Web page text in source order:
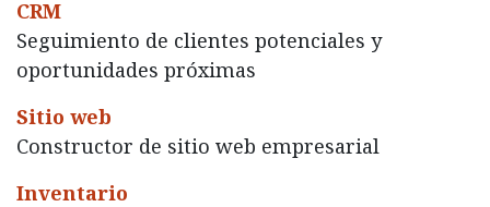
CRM
Seguimiento de clientes potenciales y
oportunidades próximas
Sitio web
Constructor de sitio web empresarial
Inventario